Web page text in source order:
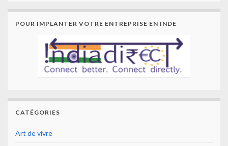
POUR IMPLANTER VOTRE ENTREPRISE EN INDE
CATÉGORIES
Art de vivre